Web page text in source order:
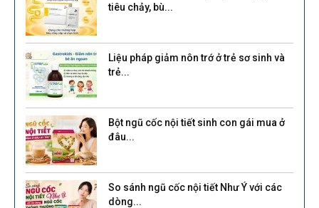
tiêu chảy, bù...
Liệu pháp giảm nôn trớ ở trẻ sơ sinh và
trẻ...
Bột ngũ cốc nội tiết sinh con gái mua ở
đâu...
So sánh ngũ cốc nội tiết Như Ý với các
dòng...